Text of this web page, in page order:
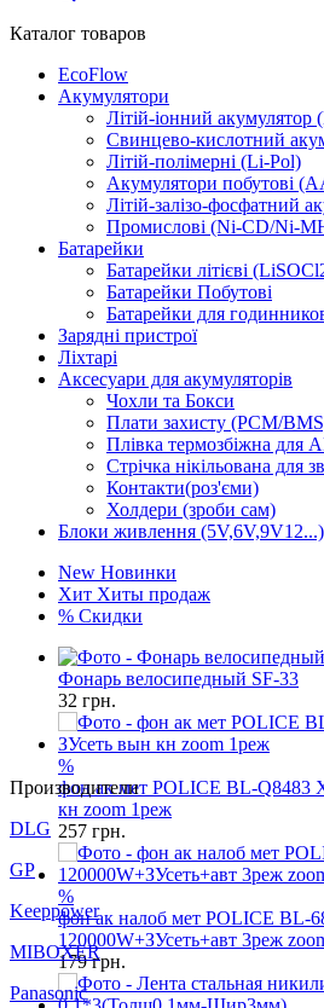
Каталог товаров
EcoFlow
Акумулятори
Літій-іонний акумулятор
Свинцево-кислотний
Літій-полімерні (Li-Pol)
Акумулятори побутові
Літій-залізо-фосфатний
Промислові (Ni-CD/Ni-
Батарейки
Батарейки літієві
Батарейки Побутові
Батарейки для
Зарядні пристрої
Ліхтарі
Аксесуари для акумуляторів
Чохли та Бокси
Плати захисту (PCM/
Плівка термозбіжна для
Стрічка нікільована для
Контакти(роз'єми)
Холдери (зроби сам)
Блоки живлення (5V,6V,9V12...)
New Новинки
Хит Хиты продаж
% Скидки
Фонарь велосипедный SF-33
32 грн.
%
фон ак мет POLICE BL-Q8483
кн zoom 1реж
257 грн.
%
фон ак налоб мет POLICE BL-
120000W+ЗУсеть+авт 3реж
179грн.
Производители
DLG
GP
Keeppower
MIBOXER
Panasonic